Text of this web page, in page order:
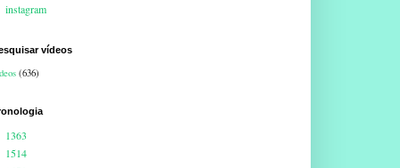
instagram
vídeos
(636)
1363
1514